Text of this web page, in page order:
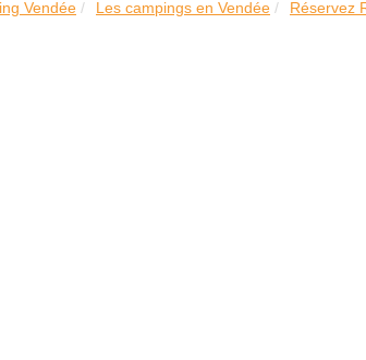
Vendée Les campings en Vendée Réservez